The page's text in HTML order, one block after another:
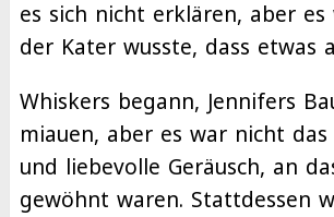
es sich nicht erklären, aber es
der Kater wusste, dass etwas
Whiskers begann, Jennifers
miauen, aber es war nicht
und liebevolle Geräusch, an
gewöhnt waren. Stattdessen